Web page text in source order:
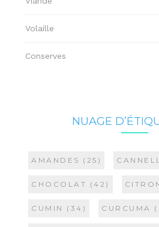
Volaille
Conserves
NUAGE
AMANDES (25)
CHOCOLAT (42)
CUMIN (34) CURCUMA